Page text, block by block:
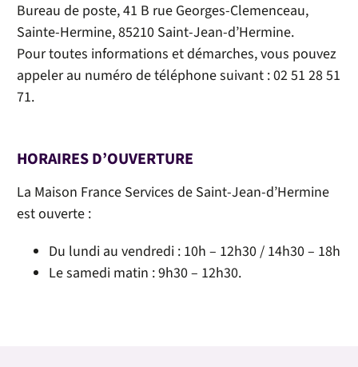
Bureau de poste, 41 B rue Georges-Clemenceau,
Sainte-Hermine, 85210 Saint-Jean-d’Hermine.
Pour toutes informations et démarches, vous pouvez
appeler au numéro de téléphone suivant :02 51 28 51
71.
HORAIRES D’OUVERTURE
La Maison France Services de Saint-Jean-d’Hermine
est ouverte :
Du lundi au vendredi : 10h – 12h30 / 14h30 – 18h
Le samedi matin : 9h30 – 12h30.